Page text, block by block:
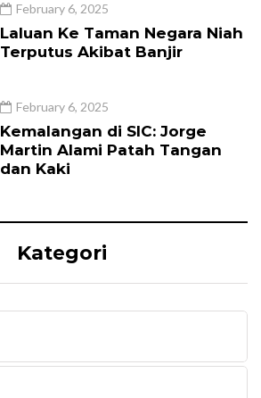
February 6, 2025
Laluan Ke Taman Negara Niah
Terputus Akibat Banjir
February 6, 2025
Kemalangan di SIC: Jorge
Martin Alami Patah Tangan
dan Kaki
Kategori